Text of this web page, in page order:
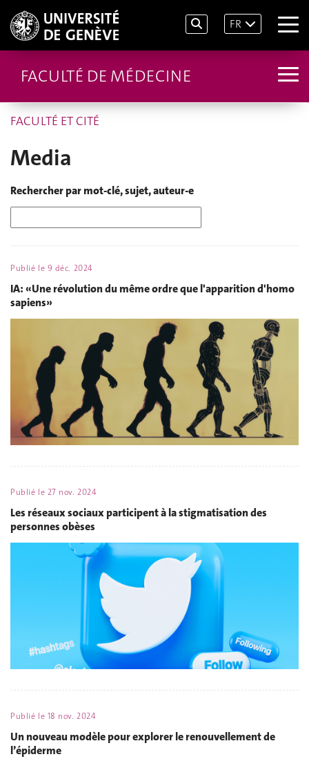
FR
FACULTÉ DE MÉDECINE
FACULTÉ ET CITÉ
Media
Rechercher par mot-clé, sujet, auteur-e
Publié le 9 déc. 2024
IA: «Une révolution du même ordre que l'apparition d'homo
sapiens»
Publié le 27 nov. 2024
Les réseaux sociaux participent à la stigmatisation des
personnes obèses
Publié le 18 nov. 2024
Un nouveau modèle pour explorer le renouvellement de
l’épiderme